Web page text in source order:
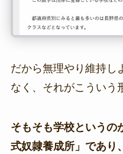
だから無理やり維持し
なく、それがこういう
そもそも学校というの
式奴隷養成所」であり